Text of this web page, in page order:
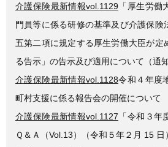
介護保険最新情報vol.1129 「厚生労
門員等に係る研修の基準及び介護保険
五第二項に規定する厚生労働大臣が定
る告示」の告示及び適用について（通知
介護保険最新情報vol.1128令和４年度
町村支援に係る報告会の開催について
介護保険最新情報vol.1127 「令和３年
Ｑ＆Ａ（Vol.13）（令和５年２月 15